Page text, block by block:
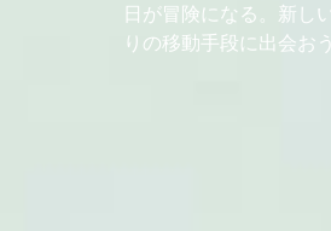
日が冒険になる。新し
りの移動手段に出会おう